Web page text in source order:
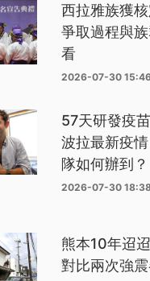
西拉雅族獲
爭取過程與
看
2026-07-30
57天研發疫
波拉最新疫
隊如何辦到？
2026-07-30
熊本10年迢
對比兩次強